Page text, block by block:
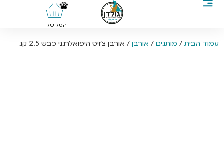
0
הסל שלי
עמוד הבית / מותגים / אורבן / אורבן צ’ויס היפואלרגני כבש 2.5 קג